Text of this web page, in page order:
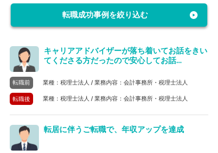
転職成功事例を絞り込む
キャリアアドバイザーが落ち着いてお話をきい
てくださる方だったので安心してお話…
転職前 業種：税理士法人 / 業務内容：会計事務所・税理士法人
転職後 業種：税理士法人 / 業務内容：会計事務所・税理士法人
転居に伴うご転職で、年収アップを達成